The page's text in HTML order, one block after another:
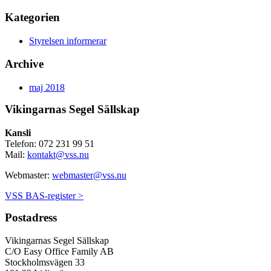
Kategorien
Styrelsen informerar
Archive
maj 2018
Vikingarnas Segel Sällskap
Kansli
Telefon: 072 231 99 51
Mail: kontakt@vss.nu
Webmaster: webmaster@vss.nu
VSS BAS-register >
Postadress
Vikingarnas Segel Sällskap
C/O Easy Office Family AB
Stockholmsvägen 33